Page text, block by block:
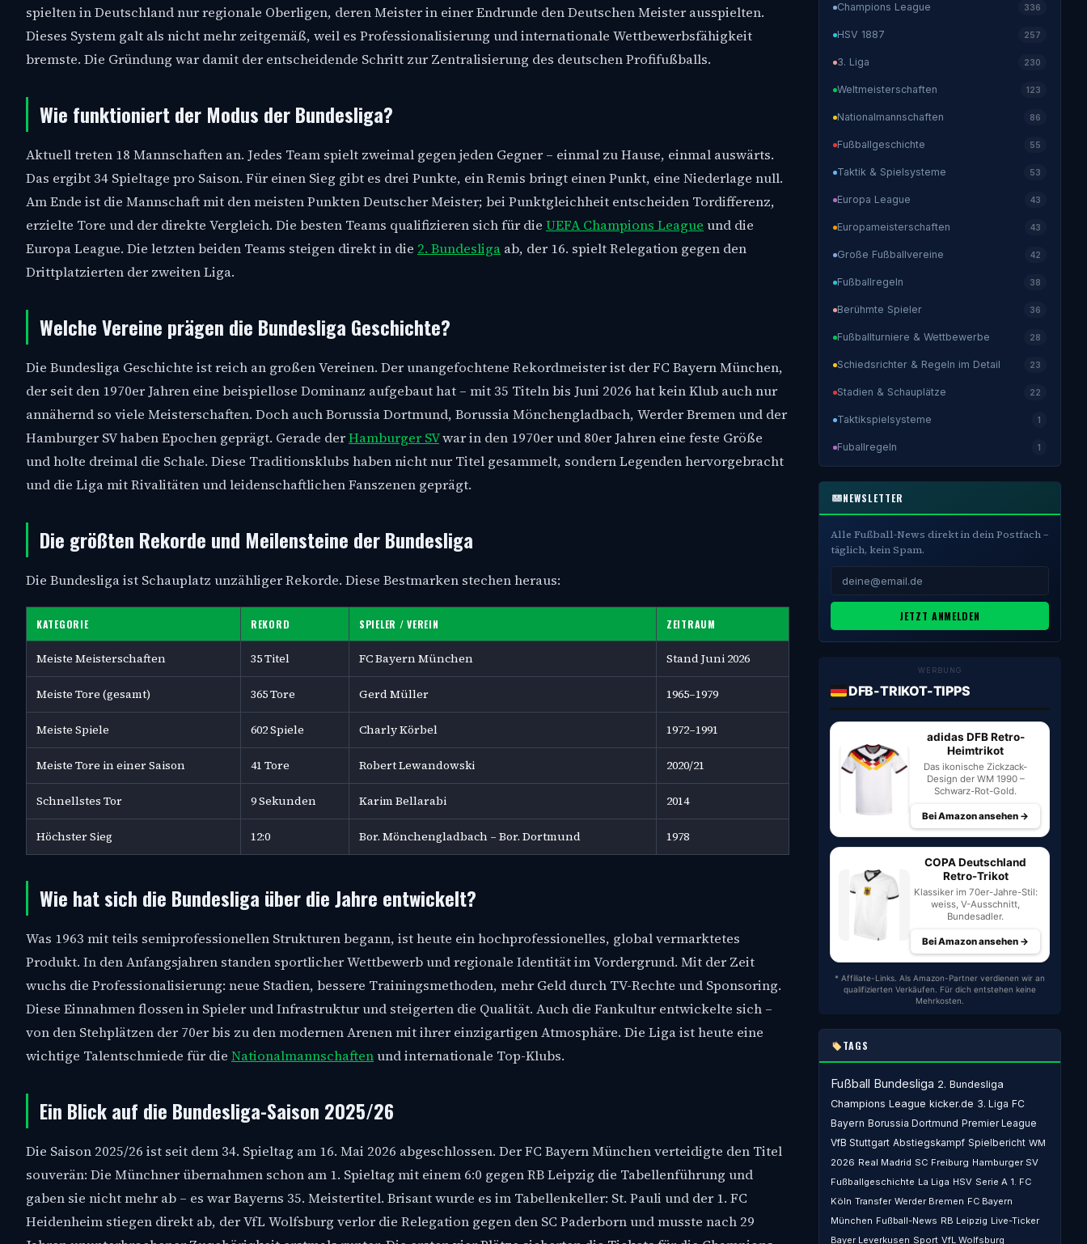
spielten in Deutschland nur regionale Oberligen, deren Meister in einer Endrunde den Deutschen Meister ausspielten.
Dieses System galt als nicht mehr zeitgemäß, weil es Professionalisierung und internationale Wettbewerbsfähigkeit
bremste. Die Gründung war damit der entscheidende Schritt zur Zentralisierung des deutschen Profifußballs.
Wie funktioniert der Modus der Bundesliga?
Aktuell treten 18 Mannschaften an. Jedes Team spielt zweimal gegen jeden Gegner – einmal zu Hause, einmal auswärts.
Das ergibt 34 Spieltage pro Saison. Für einen Sieg gibt es drei Punkte, ein Remis bringt einen Punkt, eine Niederlage null.
Am Ende ist die Mannschaft mit den meisten Punkten Deutscher Meister; bei Punktgleichheit entscheiden Tordifferenz,
erzielte Tore und der direkte Vergleich. Die besten Teams qualifizieren sich für die UEFA Champions League und die
Europa League. Die letzten beiden Teams steigen direkt in die 2. Bundesliga ab, der 16. spielt Relegation gegen den
Drittplatzierten der zweiten Liga.
Welche Vereine prägen die Bundesliga Geschichte?
Die Bundesliga Geschichte ist reich an großen Vereinen. Der unangefochtene Rekordmeister ist der FC Bayern München,
der seit den 1970er Jahren eine beispiellose Dominanz aufgebaut hat – mit 35 Titeln bis Juni 2026 hat kein Klub auch nur
annähernd so viele Meisterschaften. Doch auch Borussia Dortmund, Borussia Mönchengladbach, Werder Bremen und der
Hamburger SV haben Epochen geprägt. Gerade derHamburger SVwar in den 1970er und 80er Jahren eine feste Größe
und holte dreimal die Schale. Diese Traditionsklubs haben nicht nur Titel gesammelt, sondern Legenden hervorgebracht
und die Liga mit Rivalitäten und leidenschaftlichen Fanszenen geprägt.
Die größten Rekorde und Meilensteine der Bundesliga
Die Bundesliga ist Schauplatz unzähliger Rekorde. Diese Bestmarken stechen heraus:
KATEGORIE REKORD SPIELER / VEREIN ZEITRAUM
Meiste Meisterschaften 35 Titel FC Bayern München Stand Juni 2026
Meiste Tore (gesamt) 365 Tore Gerd Müller 1965–1979
Meiste Spiele 602 Spiele Charly Körbel 1972–1991
Meiste Tore in einer Saison 41 Tore Robert Lewandowski 2020/21
Schnellstes Tor 9 Sekunden Karim Bellarabi 2014
Höchster Sieg 12:0 Bor. Mönchengladbach – Bor. Dortmund 1978
Wie hat sich die Bundesliga über die Jahre entwickelt?
Was 1963 mit teils semiprofessionellen Strukturen begann, ist heute ein hochprofessionelles, global vermarktetes
Produkt. In den Anfangsjahren standen sportlicher Wettbewerb und regionale Identität im Vordergrund. Mit der Zeit
wuchs die Professionalisierung: neue Stadien, bessere Trainingsmethoden, mehr Geld durch TV-Rechte und Sponsoring.
Diese Einnahmen flossen in Spieler und Infrastruktur und steigerten die Qualität. Auch die Fankultur entwickelte sich –
von den Stehplätzen der 70er bis zu den modernen Arenen mit ihrer einzigartigen Atmosphäre. Die Liga ist heute eine
wichtige Talentschmiede für die Nationalmannschaftenund internationale Top-Klubs.
Ein Blick auf die Bundesliga-Saison 2025/26
Die Saison 2025/26 ist seit dem 34. Spieltag am 16. Mai 2026 abgeschlossen. Der FC Bayern München verteidigte den Titel
souverän: Die Münchner übernahmen schon am 1. Spieltag mit einem 6:0 gegen RB Leipzig die Tabellenführung und
gaben sie nicht mehr ab – es war Bayerns 35. Meistertitel. Brisant wurde es im Tabellenkeller: St. Pauli und der 1. FC
Heidenheim stiegen direkt ab, der VfL Wolfsburg verlor die Relegation gegen den SC Paderborn und musste nach 29
Champions League 336
HSV 1887 257
3. Liga 230
Weltmeisterschaften 123
Nationalmannschaften 86
Fußballgeschichte 55
Taktik & Spielsysteme 53
Europa League 43
Europameisterschaften 43
Große Fußballvereine 42
Fußballregeln 38
Berühmte Spieler 36
Fußballturniere & Wettbewerbe 28
Schiedsrichter & Regeln im Detail 23
Stadien & Schauplätze 22
Taktikspielsysteme 1
Fuballregeln 1
NEWSLETTER
Alle Fußball-News direkt in dein Postfach –
täglich, kein Spam.
JETZT ANMELDEN
WERBUNG
DFB-TRIKOT-TIPPS
adidas DFB Retro-
Heimtrikot
Das ikonische Zickzack-
Design der WM 1990 –
Schwarz-Rot-Gold.
Bei Amazon ansehen →
COPA Deutschland
Retro-Trikot
Klassiker im 70er-Jahre-Stil:
weiss, V-Ausschnitt,
Bundesadler.
Bei Amazon ansehen →
* Affiliate-Links. Als Amazon-Partner verdienen wir an
qualifizierten Verkäufen. Für dich entstehen keine
Mehrkosten.
TAGS
Fußball Bundesliga 2. Bundesliga
Champions League kicker.de 3. Liga FC
Bayern Borussia Dortmund Premier League
VfB Stuttgart Abstiegskampf Spielbericht WM
2026 Real Madrid SC Freiburg Hamburger SV
Fußballgeschichte La Liga HSV Serie A 1. FC
Köln Transfer Werder Bremen FC Bayern
München Fußball-News RB Leipzig Live-Ticker
Bayer Leverkusen Sport VfL Wolfsburg